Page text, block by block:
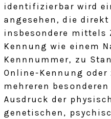
identifizierbar wird
angesehen, die
insbesondere mittels
Kennung wie einem
Kennnummer, zu
Online-Kennung oder
mehreren
Ausdruck der
genetischen,